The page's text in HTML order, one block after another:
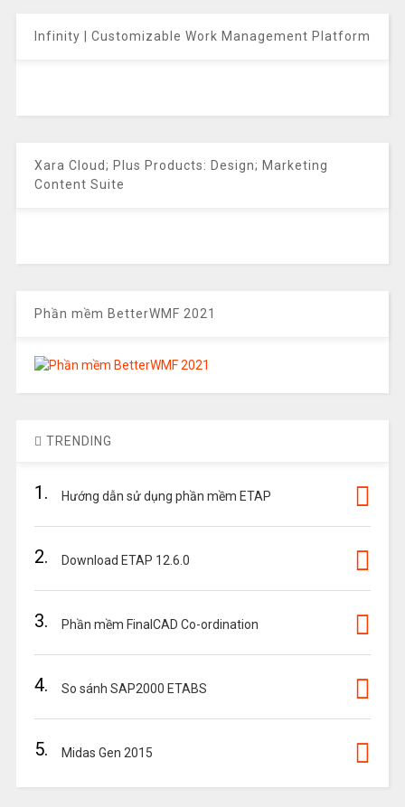
Infinity | Customizable Work Management Platform
Xara Cloud; Plus Products: Design; Marketing
Content Suite
Phần mềm BetterWMF 2021
TRENDING
1. Hướng dẫn sử dụng phần mềm ETAP
2. Download ETAP 12.6.0
3. Phần mềm FinalCAD Co-ordination
4. So sánh SAP2000 ETABS
5. Midas Gen 2015